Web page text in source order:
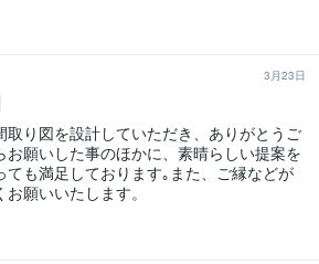
3月23日
取り図を設計していただき、ありがとうご
お願いした事のほかに、素晴らしい提案を
も満足しております｡また、ご縁などが
願いいたします。